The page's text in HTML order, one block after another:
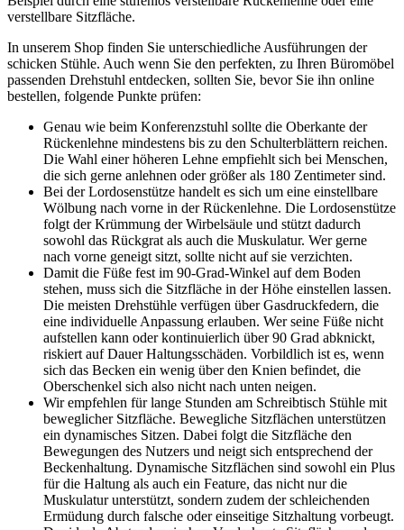
verstellbare Sitzfläche.
In unserem Shop finden Sie unterschiedliche Ausführungen der
schicken Stühle. Auch wenn Sie den perfekten, zu Ihren Büromöbel
passenden Drehstuhl entdecken, sollten Sie, bevor Sie ihn online
bestellen, folgende Punkte prüfen:
Genau wie beim Konferenzstuhl sollte die Oberkante der
Rückenlehne mindestens bis zu den Schulterblättern reichen.
Die Wahl einer höheren Lehne empfiehlt sich bei Menschen,
die sich gerne anlehnen oder größer als 180 Zentimeter sind.
Bei der Lordosenstütze handelt es sich um eine einstellbare
Wölbung nach vorne in der Rückenlehne. Die Lordosenstütze
folgt der Krümmung der Wirbelsäule und stützt dadurch
sowohl das Rückgrat als auch die Muskulatur. Wer gerne
nach vorne geneigt sitzt, sollte nicht auf sie verzichten.
Damit die Füße fest im 90-Grad-Winkel auf dem Boden
stehen, muss sich die Sitzfläche in der Höhe einstellen lassen.
Die meisten Drehstühle verfügen über Gasdruckfedern, die
eine individuelle Anpassung erlauben. Wer seine Füße nicht
aufstellen kann oder kontinuierlich über 90 Grad abknickt,
riskiert auf Dauer Haltungsschäden. Vorbildlich ist es, wenn
sich das Becken ein wenig über den Knien befindet, die
Oberschenkel sich also nicht nach unten neigen.
Wir empfehlen für lange Stunden am Schreibtisch Stühle mit
beweglicher Sitzfläche. Bewegliche Sitzflächen unterstützen
ein dynamisches Sitzen. Dabei folgt die Sitzfläche den
Bewegungen des Nutzers und neigt sich entsprechend der
Beckenhaltung. Dynamische Sitzflächen sind sowohl ein Plus
für die Haltung als auch ein Feature, das nicht nur die
Muskulatur unterstützt, sondern zudem der schleichenden
Ermüdung durch falsche oder einseitige Sitzhaltung vorbeugt.